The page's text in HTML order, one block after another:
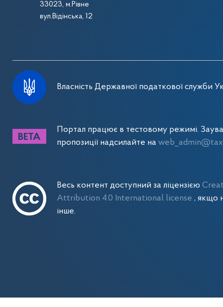
33023, м.Рівне
вул.Відінська, 12
Власність Державної податкової служби
Портал працює в тестовому режимі.
пропозиції надсилайте на
Весь контент доступний за ліцензією
Attribution 4.0 International license, якщо
інше.